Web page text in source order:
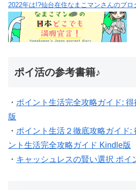
2022年は!?仙台在住なまこマンさんのブロ
ポイ活の参考書籍♪
・ ポイント生活完全攻略ガイド:
版
・ ポイント生活２徹底攻略ガイド:
ント生活完全攻略ガイド Kindle版
・ キャッシュレスの賢い選択 ポイ